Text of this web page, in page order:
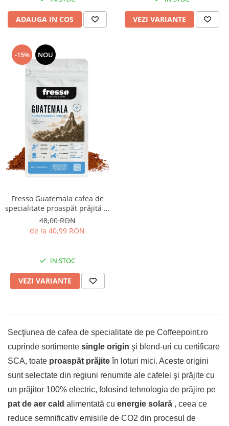
ADAUGA IN COS VEZI VARIANTE
-15% NOU
Fresso Guatemala cafea de
specialitate proaspăt prăjită și
măcinată
48,00 RON
de la 40,99 RON
IN STOC
VEZI VARIANTE
Secţiunea de cafea de specialitate de pe Coffeepoint.ro
cuprinde sortimente single origin şi blend-uri cu certificare
SCA, toate proaspăt prăjiteîn loturi mici. Aceste origini
sunt selectate din regiuni renumite ale cafelei şi prăjite cu
un prăjitor 100% electric, folosind tehnologia de prăjire pe
pat de aer cald alimentată cu energie solară , ceea ce
reduce semnificativ emisiile de CO2 din procesul de